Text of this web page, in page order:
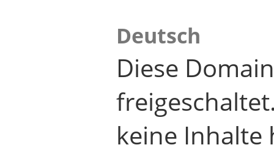
Deutsch
Diese
keine Inhalte